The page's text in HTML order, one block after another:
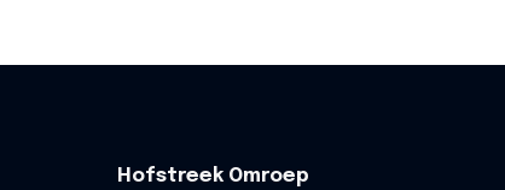
Hofstreek Omroep